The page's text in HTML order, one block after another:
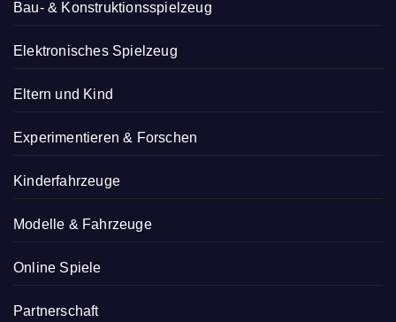
Bau- & Konstruktionsspielzeug
Elektronisches Spielzeug
Eltern und Kind
Experimentieren & Forschen
Kinderfahrzeuge
Modelle & Fahrzeuge
Online Spiele
Partnerschaft